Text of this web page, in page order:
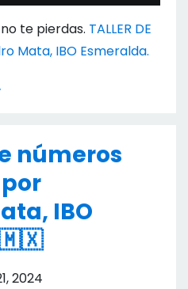
te pierdas. TALLER DE
Mata, IBO Esmeralda.
números
IBO
🇲🇽
2024